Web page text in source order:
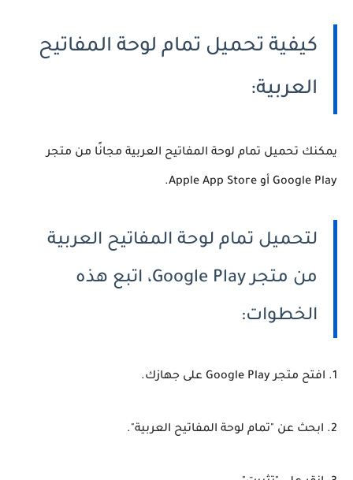
كيفية تحميل تمام لوحة المفاتيح
العربية:
يمكنك تحميل تمام لوحة المفاتيح العربية مجانًا من متجر
Google Play أو Apple App Store.
لتحميل تمام لوحة المفاتيح العربية
من متجر Google Play، اتبع هذه
الخطوات:
1. افتح متجر Google Play على جهازك.
2. ابحث عن "تمام لوحة المفاتيح العربية".